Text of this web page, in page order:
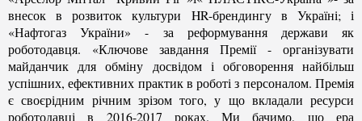
внесок в розвиток культури HR-брендингу в Україні; і
«Нафтогаз України» - за реформування держави як
роботодавця. «Ключове завдання Премії - організувати
майданчик для обміну досвідом і обговорення найбільш
успішних, ефективних практик в роботі з персоналом. Премія
є своєрідним річним зрізом того, у що вкладали ресурси
роботодавці в 2016-2017 роках. Ми бачимо, що ера